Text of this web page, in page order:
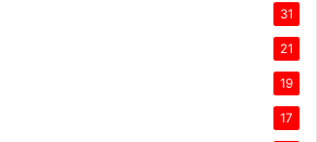
31
21
19
17